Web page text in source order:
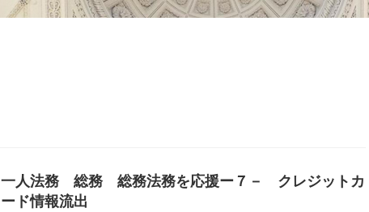
一人法務 総務 総務法務を応援ー７－ クレジットカ
ード情報流出